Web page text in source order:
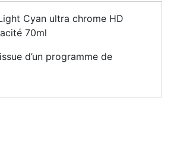
Cyan ultra chrome HD
70ml
d’un programme de